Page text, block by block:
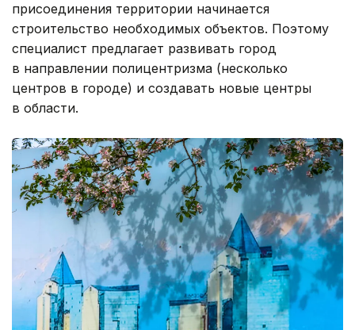
присоединения территории начинается
строительство необходимых объектов. Поэтому
специалист предлагает развивать город
в направлении полицентризма (несколько
центров в городе) и создавать новые центры
в области.